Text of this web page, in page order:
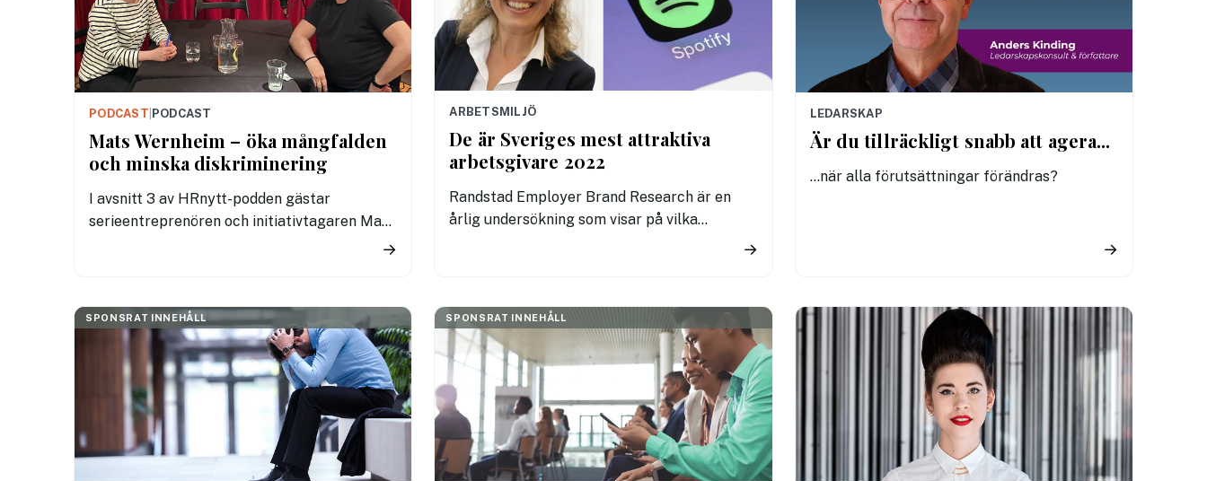
PODCAST PODCAST
Mats Wernheim – öka mångfalden
och minska diskriminering
I avsnitt 3 av HRnytt-podden gästar
serieentreprenören och initiativtagaren Mats
→
ARBETSMILJÖ
De är Sveriges mest attraktiva
arbetsgivare 2022
Randstad Employer Brand Research är en
årlig undersökning som visar på vilka
→
LEDARSKAP
Är du tillräckligt snabb att agera...
...när alla förutsättningar förändras?
→
SPONSRAT INNEHÅLL SPONSRAT INNEHÅLL